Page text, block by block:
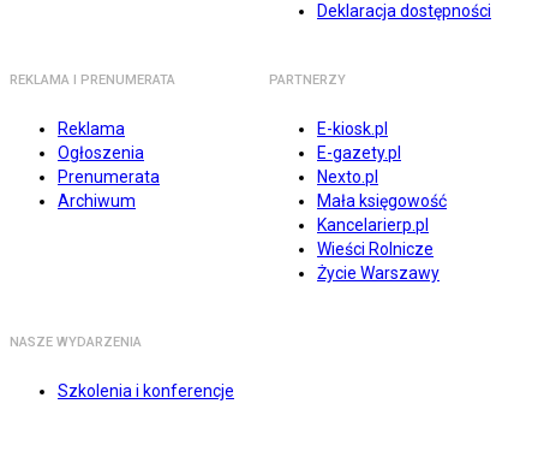
Deklaracja dostępności
REKLAMA I PRENUMERATA
Reklama
Ogłoszenia
Prenumerata
Archiwum
PARTNERZY
E-kiosk.pl
E-gazety.pl
Nexto.pl
Mała księgowość
Kancelarierp.pl
Wieści Rolnicze
Życie Warszawy
NASZE WYDARZENIA
Szkolenia i konferencje